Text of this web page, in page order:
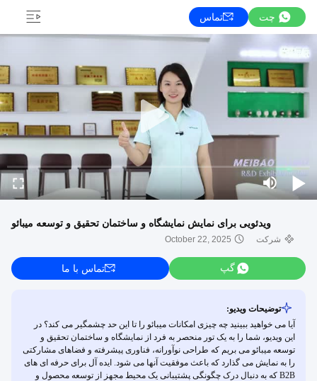
چت تماس
ویدئویی برای نمایش نمایشگاه و ساختمان تحقیق و توسعه میبائو
شرکت October 22, 2025
گپ تماس با ما
توضیحات ویدیو:
آیا می خواهید ببینید چه چیزی امکانات میبائو را تا این حد چشمگیر می کند؟ در
این ویدیو، شما را به یک تور منحصر به فرد از نمایشگاه و ساختمان تحقیق و
توسعه میبائو می بریم که طراحی نوآورانه، فناوری پیشرفته و فضاهای مشارکتی
را به نمایش می گذارد که باعث موفقیت آنها می شود. ایده آل برای حرفه ای های
B2B که به دنبال درک چگونگی پشتیبانی یک محیط مجهز از توسعه محصول و